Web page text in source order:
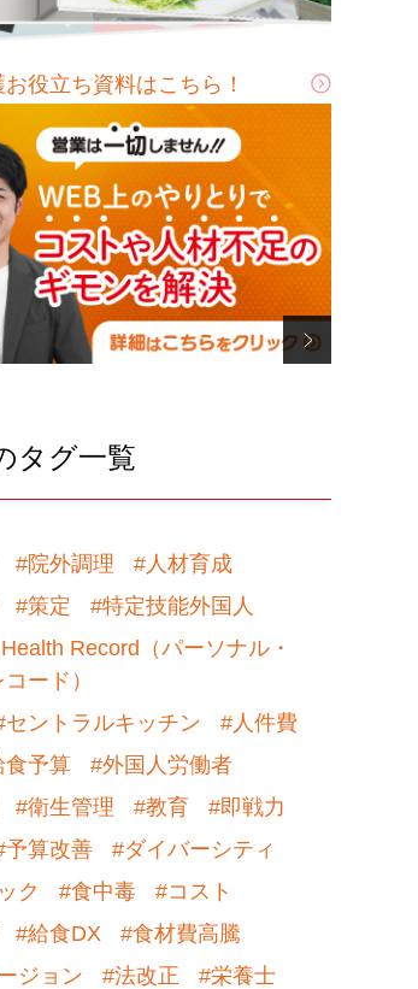
役立ち資料はこちら！
タグ一覧
#院外調理
#人材育成
#策定
#特定技能外国人
Record（パーソナル・
ード）
セントラルキッチン
#人件費
食予算
#外国人労働者
#衛生管理 #教育
#即戦力
予算改善
#ダイバーシティ
ク
#食中毒
#コスト
#給食DX
#食材費高騰
ジョン
#法改正
#栄養士